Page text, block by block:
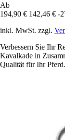
Ab
194,90 € 142,46 € -
inkl. MwSt. zzgl.
Verbessern Sie Ihr
Kavalkade in
Qualität für Ihr Pferd.